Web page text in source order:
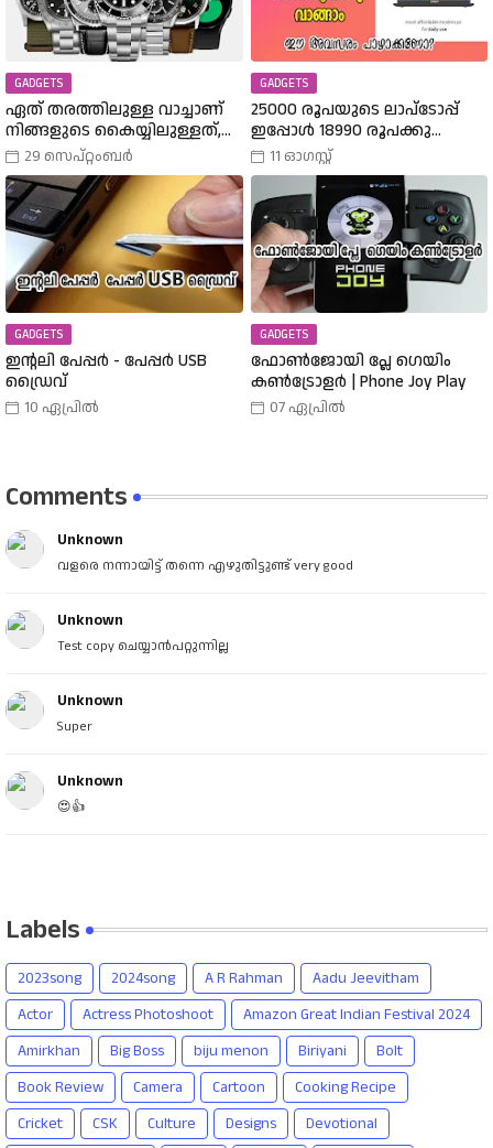
GADGETS
ഏത് തരത്തിലുള്ള വാച്ചാണ്
നിങ്ങളുടെ കൈയ്യിലുള്ളത്,
അത് എങ്ങനെ
തിരഞ്ഞെടുത്തു? വിവിധ
തരത്തിലുള്ള വാച്ചുകൾ
പരിചയപ്പെടാം.
29 സെപ്റ്റംബർ
GADGETS
25000 രൂപയുടെ ലാപ്ടോപ്പ്
ഇപ്പോൾ 18990 രൂപക്കു
വാങ്ങാം | Amazon Freedom Sale
Buy A 25000 Laptop In 18,900
Rupees |
11 ഓഗസ്റ്റ്
GADGETS
ഇന്റലി പേപ്പർ - പേപ്പർ USB
ഡ്രൈവ്
10 ഏപ്രിൽ
GADGETS
ഫോൺജോയി പ്ലേ ഗെയിം
കൺട്രോളർ | Phone Joy Play
07 ഏപ്രിൽ
Comments
Unknown
വളരെ നന്നായിട്ട് തന്നെ എഴുതിട്ടുണ്ട് very good
Unknown
Test copy ചെയ്യാൻപറ്റുന്നില്ല
Unknown
Super
Unknown
😍👍
Labels
2023song 2024song A R Rahman
Aadu Jeevitham
Actor
Actress Photoshoot
Amazon Great Indian Festival 2024
Amirkhan
Big Boss biju menon Biriyani
Bolt
Book Review
Camera Cartoon
Cooking Recipe
Cricket
CSK Culture Designs
Devotional